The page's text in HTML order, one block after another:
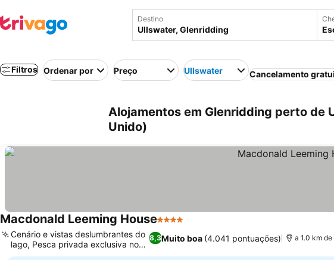
Destino
Filtros Ordenar por Preço Ullswater Cancelamento
Alojamentos em Glenridding perto de
Unido)
Macdonald Leeming House4 Estrelas
8,3Muito boa (4.041 pontuações)
Cenário e vistas deslumbrantes do
lago, Pesca privada exclusiva no
rio
a 1.0 km